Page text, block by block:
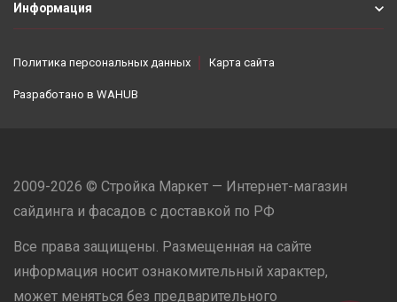
Информация
Политика персональных данных Карта сайта
Разработано в WAHUB
2009-2026 © Стройка Маркет — Интернет-магазин
сайдинга и фасадов с доставкой по РФ
Все права защищены. Размещенная на сайте
информация носит ознакомительный характер,
может меняться без предварительного